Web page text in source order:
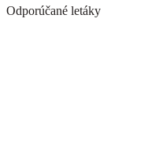
Odporúčané letáky